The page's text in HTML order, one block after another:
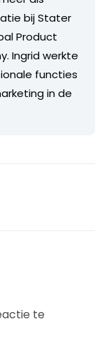
bij Stater
Product
Ingrid werkte
functies
in de
te